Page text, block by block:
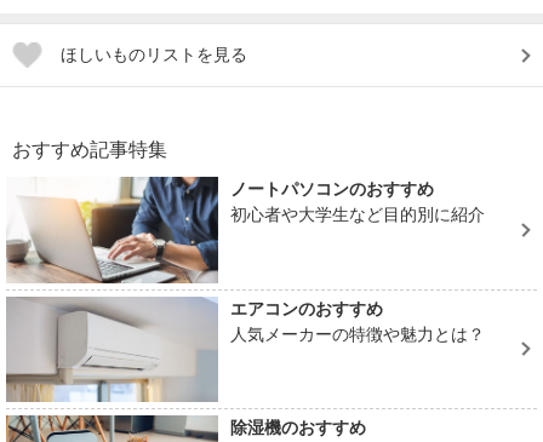
ほしいものリストを見る
おすすめ記事特集
ノートパソコンのおすすめ
初心者や大学生など目的別に紹介
エアコンのおすすめ
人気メーカーの特徴や魅力とは？
除湿機のおすすめ